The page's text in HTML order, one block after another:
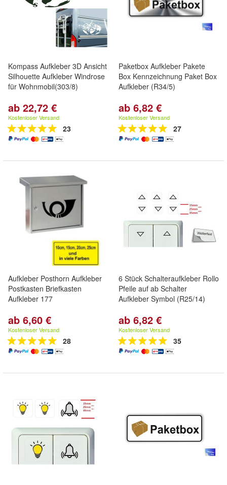
Kompass Aufkleber 3D Ansicht
Silhouette Aufkleber Windrose
für Wohnmobil(303/8)
ab 22,72 €
Kostenloser Versand
23
Paketbox Aufkleber Pakete
Box Kennzeichnung Paket Box
Aufkleber (R34/5)
ab 6,82 €
Kostenloser Versand
27
Aufkleber Posthorn Aufkleber
Postkasten Briefkasten
Aufkleber 177
ab 6,60 €
Kostenloser Versand
28
6 Stück Schalteraufkleber Rollo
Pfeile auf ab Schalter
Aufkleber Symbol (R25/14)
ab 6,82 €
Kostenloser Versand
35